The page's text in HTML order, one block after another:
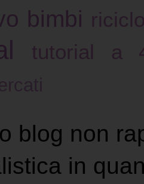
bimbi
tutorial a
blog non
in